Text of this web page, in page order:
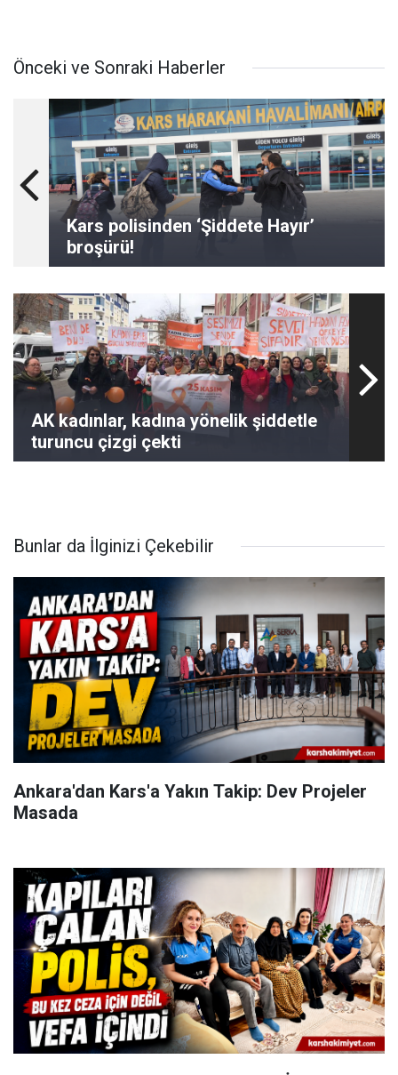
Önceki ve Sonraki Haberler
Kars polisinden ‘Şiddete Hayır’
broşürü!
AK kadınlar, kadına yönelik şiddetle
turuncu çizgi çekti
Bunlar da İlginizi Çekebilir
Ankara'dan Kars'a Yakın Takip: Dev Projeler
Masada